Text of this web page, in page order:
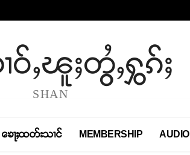
ဝ်ႇၽူႈတွႆႇႁွၵ်ႈ
SHAN
ၶေႃႈထတ်းသၢင် MEMBERSHIP AUDIO